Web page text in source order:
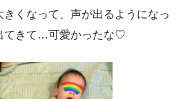
きくなって、声が出るようになっ
てきて…可愛かったな♡